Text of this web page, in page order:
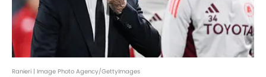
Ranieri | Image Photo Agency/GettyImages